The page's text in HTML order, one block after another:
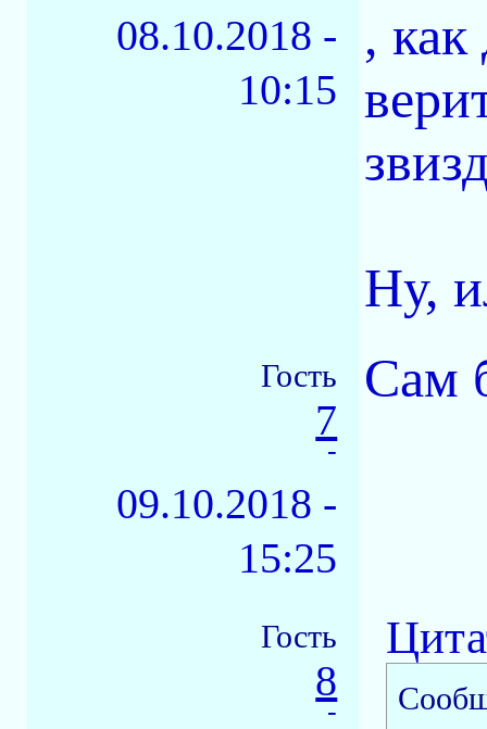
08.10.2018 -
10:15
,
Ну,
Гость
7
-
09.10.2018 -
15:25
Сам
Гость
8
-